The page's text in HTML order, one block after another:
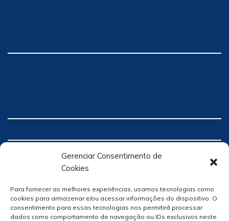
Gerenciar Consentimento de
Cookies
Para fornecer as melhores experiências, usamos tecnologias como
cookies para armazenar e/ou acessar informações do dispositivo. O
consentimento para essas tecnologias nos permitirá processar
dados como comportamento de navegação ou IDs exclusivos neste